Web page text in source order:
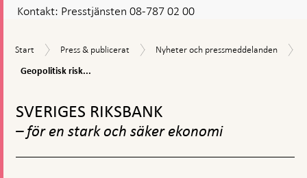
Kontakt: Presstjänsten 08-787 02 00
Start
Start
Press
publicerat
Press & publicerat
Nyheter
Nyheter och pressmeddelanden
Geopolitisk
kreditgivning
Geopolitisk risk...
toppnavigation
SVERIGES RIKSBANK
– för en stark och säker ekonomi